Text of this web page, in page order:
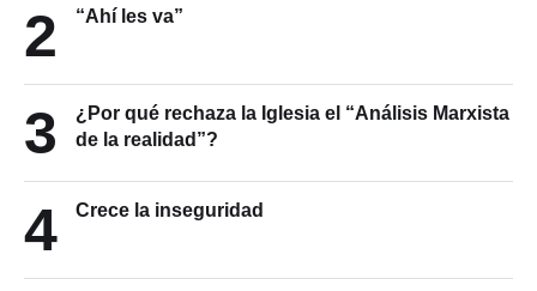
2 “Ahí les va”
3
¿Por qué rechaza la Iglesia el “Análisis Marxista
de la realidad”?
4 Crece la inseguridad